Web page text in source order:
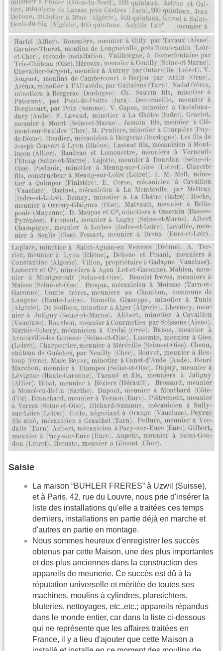
Saisie
La maison “BUHLER FRERES” à Uzwil (Suisse),
et à Paris, 42, rue du Louvre, nous prie d'insérer la
liste des installations qu'elle a traitées ces temps
derniers, installations en partie déjà en marche et
d'autres en partie en montage.
Nous sommes heureux d'enregistrer les succès
obtenus par cette Maison, une des plus importantes
et des plus anciennes dans la construction des
appareils de meunerie. Ce succès est dû à la
réputation universelle et méritée de toutes ses
machines, moulins à cylindres, plansichters,
bluteries, nettoyages, etc.,etc.; appareils répandus
dans le monde entier, car dans la liste ci-dessous
qui ne représente que les affaires traitées en
France, il y a lieu d'ajouter que cette Maison a